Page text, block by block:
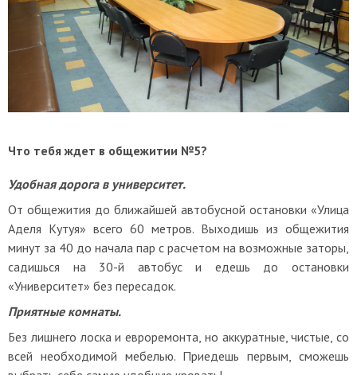
<<
Что тебя ждет в общежитии №5?
Удобная дорога в университет.
От общежития до ближайшей автобусной остановки «Улица
Аделя Кутуя» всего 60 метров. Выходишь из общежития
минут за 40 до начала пар с расчетом на возможные заторы,
садишься на 30-й автобус и едешь до остановки
«Университет» без пересадок.
Приятные комнаты.
Без лишнего лоска и евроремонта, но аккуратные, чистые, со
всей необходимой мебелью. Приедешь первым, сможешь